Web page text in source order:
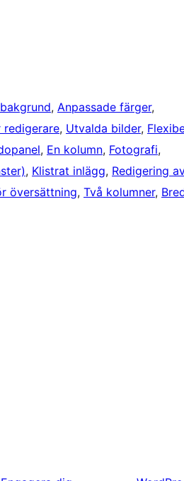
, Anpassade färger
redigerare, Utvalda bilder,
, En kolumn, Fotografi
, Klistrat inlägg, Redigering
översättning, Två kolumner,